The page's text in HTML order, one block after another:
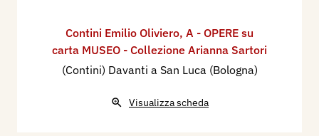
Contini Emilio Oliviero, A - OPERE su
carta MUSEO - Collezione Arianna Sartori
(Contini) Davanti a San Luca (Bologna)
Visualizza scheda